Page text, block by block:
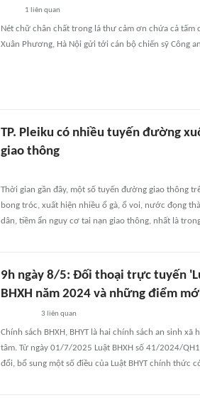
1 liên quan
Nét chữ chân chất trong lá thư cảm ơn chứa cả
Xuân Phương, Hà Nội gửi tới cán bộ chiến sỹ Công
TP. Pleiku có nhiều tuyến đường
giao thông
Thời gian gần đây, một số tuyến đường giao thông
bong tróc, xuất hiện nhiều ổ gà, ổ voi, nước đọng
dân, tiềm ẩn nguy cơ tai nạn giao thông, nhất là
9h ngày 8/5: Đối thoại trực tuyến
BHXH năm 2024 và những điểm
3 liên quan
Chính sách BHXH, BHYT là hai chính sách an sinh
tâm. Từ ngày 01/7/2025 Luật BHXH số 41/2024/
đổi, bổ sung một số điều của Luật BHYT chính thức